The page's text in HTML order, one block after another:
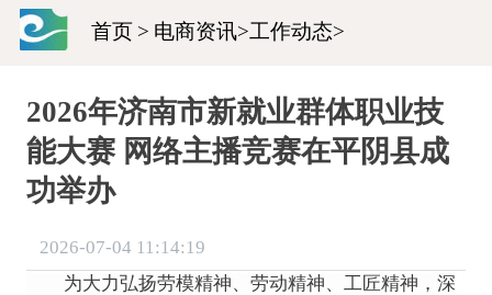
首页 > 电商资讯>工作动态>
2026年济南市新就业群体职业技
能大赛 网络主播竞赛在平阴县成
功举办
2026-07-04 11:14:19
为大力弘扬劳模精神、劳动精神、工匠精神，深